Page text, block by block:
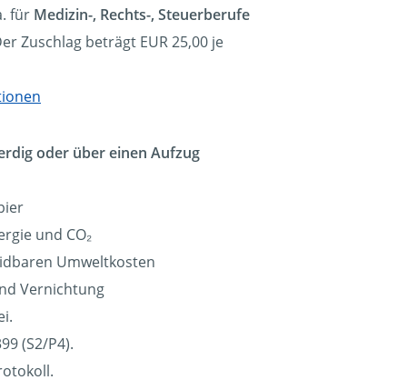
für Medizin-, Rechts-, Steuerberufe
Zuschlag beträgt EUR 25,00 je
oder über einen Aufzug
und CO₂
Umweltkosten
Vernichtung
(S2/P4).